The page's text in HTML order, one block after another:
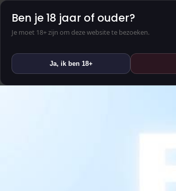
Ben je 18 jaar of ouder?
Je moet 18+ zijn om deze website te bezoeken.
Ja, ik ben 18+